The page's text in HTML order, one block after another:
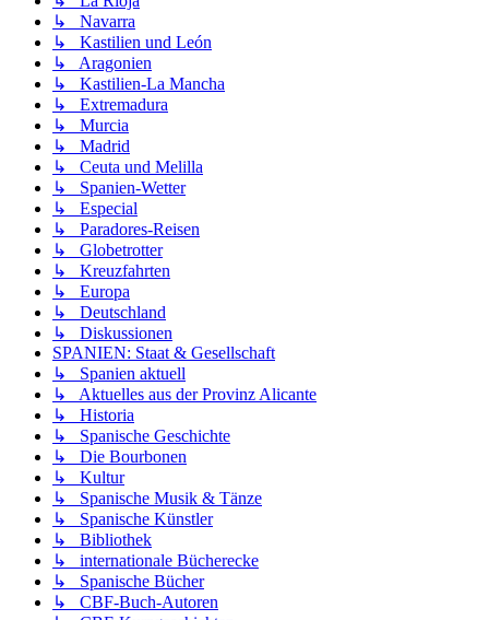
↳ Navarra
↳ Kastilien und León
↳ Aragonien
↳ Kastilien-La Mancha
↳ Extremadura
↳ Murcia
↳ Madrid
↳ Ceuta und Melilla
↳ Spanien-Wetter
↳ Especial
↳ Paradores-Reisen
↳ Globetrotter
↳ Kreuzfahrten
↳ Europa
↳ Deutschland
↳ Diskussionen
SPANIEN: Staat & Gesellschaft
↳ Spanien aktuell
↳ Aktuelles aus der Provinz Alicante
↳ Historia
↳ Spanische Geschichte
↳ Die Bourbonen
↳ Kultur
↳ Spanische Musik & Tänze
↳ Spanische Künstler
↳ Bibliothek
↳ internationale Bücherecke
↳ Spanische Bücher
↳ CBF-Buch-Autoren